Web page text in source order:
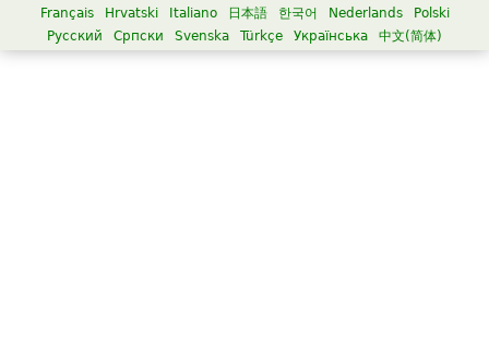
Français
Hrvatski Italiano 日本語 한국어 Nederlands
Polski
Русский
Српски Svenska Türkçe Українська 中文(简体)